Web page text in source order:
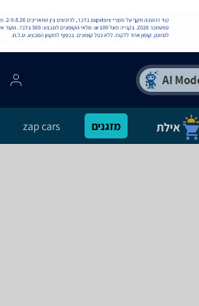
מזגנים zap cars